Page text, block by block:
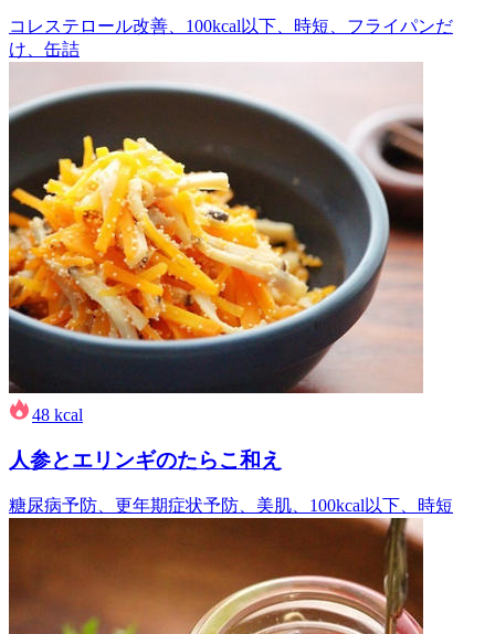
コレステロール改善、100kcal以下、時短、フライパンだ
け、缶詰
48 kcal
人参とエリンギのたらこ和え
糖尿病予防、更年期症状予防、美肌、100kcal以下、時短